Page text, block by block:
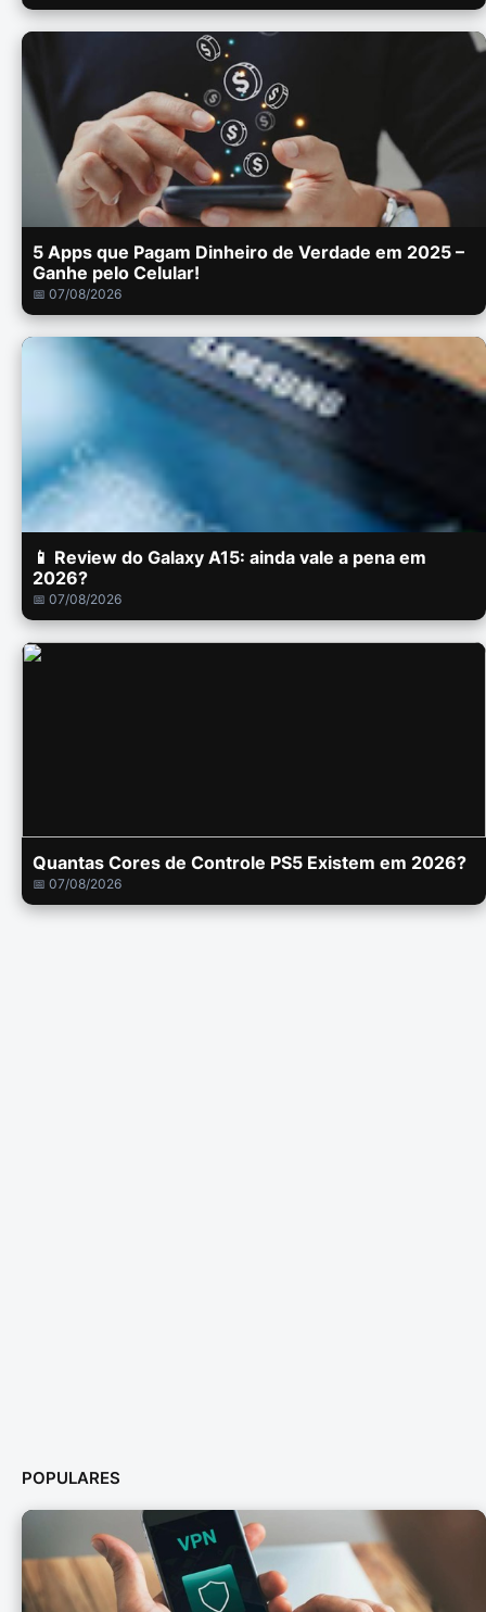
5 Apps que Pagam Dinheiro de Verdade em 2025 –
Ganhe pelo Celular!
📅 07/08/2026
📱 Review do Galaxy A15: ainda vale a pena em
2026?
📅 07/08/2026
Quantas Cores de Controle PS5 Existem em 2026?
📅 07/08/2026
POPULARES